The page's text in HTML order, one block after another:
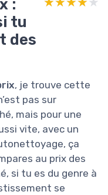
:
tu
des
, je trouve cette
pas sur
mais pour une
vite, avec un
ça
au prix des
si tu es du genre à
se